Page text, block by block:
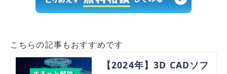
こちらの記事もおすすめです
【2024年】3D CADソフ